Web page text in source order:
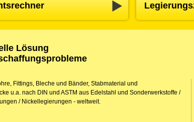
Lösung
Fittings, Bleche und Bänder, Stabmaterial und
u.a. nach DIN und ASTM aus Edelstahl und Sonderwerkstoffe /
/ Nickellegierungen - weltweit.